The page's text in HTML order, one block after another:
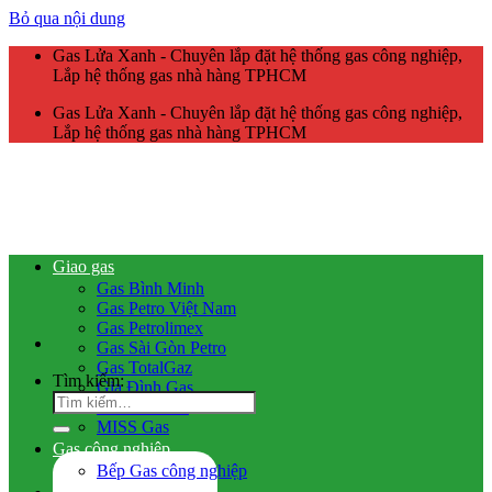
Bỏ qua nội dung
Gas Lửa Xanh - Chuyên lắp đặt hệ thống gas công nghiệp,
Lắp hệ thống gas nhà hàng TPHCM
Gas Lửa Xanh - Chuyên lắp đặt hệ thống gas công nghiệp,
Lắp hệ thống gas nhà hàng TPHCM
Tìm kiếm:
Giao gas
Gas Bình Minh
Gas Petro Việt Nam
Gas Petrolimex
Gas Sài Gòn Petro
Gas TotalGaz
Gia Đình Gas
Gas Dầu Khí
MISS Gas
Gas công nghiệp
Bếp Gas công nghiệp